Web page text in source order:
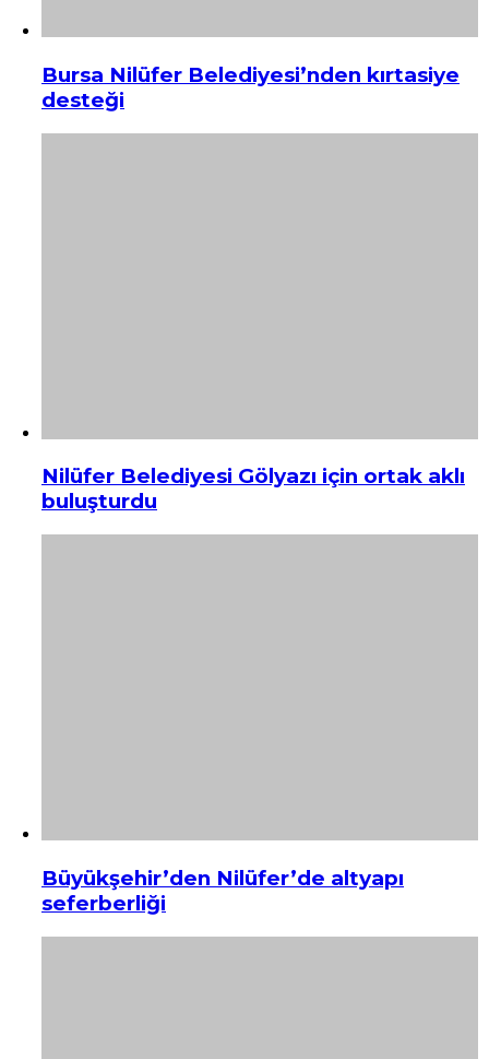
Bursa Nilüfer Belediyesi’nden kırtasiye
desteği
Nilüfer Belediyesi Gölyazı için ortak aklı
buluşturdu
Büyükşehir’den Nilüfer’de altyapı
seferberliği